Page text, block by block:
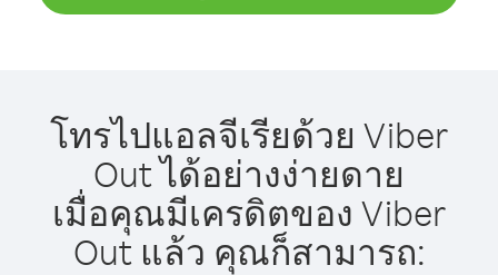
โทรไปแอลจีเรียด้วย Viber
Out ได้อย่างง่ายดาย
เมื่อคุณมีเครดิตของ Viber
Out แล้ว คุณก็สามารถ: